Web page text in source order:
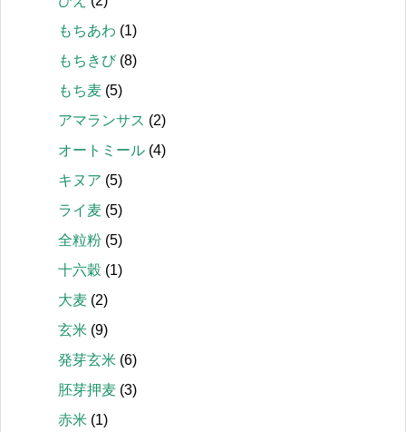
もちあわ (1)
もちきび(8)
もち麦 (5)
アマランサス (2)
オートミール (4)
キヌア (5)
ライ麦 (5)
全粒粉 (5)
十六穀 (1)
大麦 (2)
玄米 (9)
発芽玄米 (6)
胚芽押麦 (3)
赤米 (1)